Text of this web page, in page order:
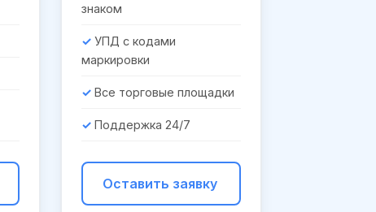
знаком
УПД с кодами
маркировки
Все торговые площадки
Поддержка 24/7
Оставить заявку